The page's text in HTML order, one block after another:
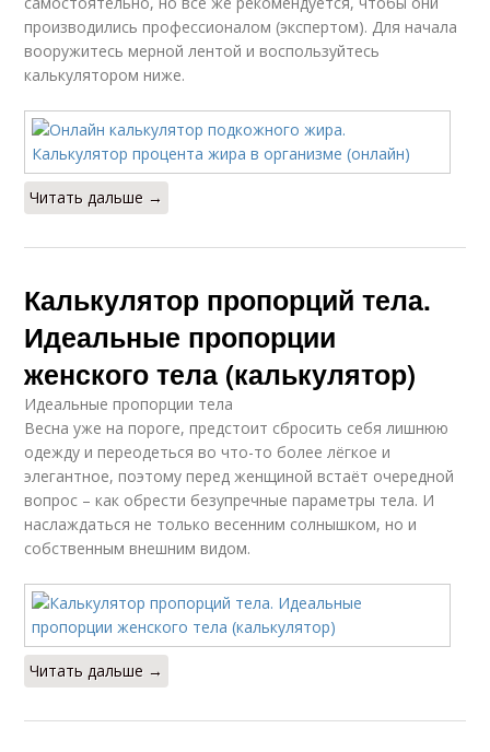
производились профессионалом (экспертом). Для начала
вооружитесь мерной лентой и воспользуйтесь
калькулятором ниже.
Читать дальше →
Калькулятор пропорций тела.
Идеальные пропорции
женского тела (калькулятор)
Идеальные пропорции тела
Весна уже на пороге, предстоит сбросить себя лишнюю
одежду и переодеться во что-то более лёгкое и
элегантное, поэтому перед женщиной встаёт очередной
вопрос – как обрести безупречные параметры тела. И
наслаждаться не только весенним солнышком, но и
собственным внешним видом.
Читать дальше →